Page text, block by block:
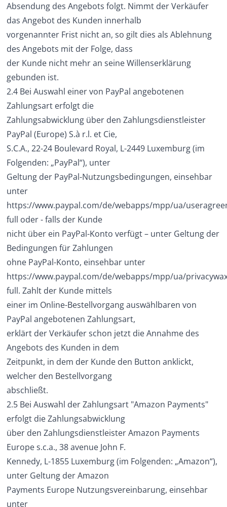
Absendung des Angebots folgt. Nimmt der Verkäufer
das Angebot des Kunden innerhalb
vorgenannter Frist nicht an, so gilt dies als Ablehnung
des Angebots mit der Folge, dass
der Kunde nicht mehr an seine Willenserklärung
gebunden ist.
2.4 Bei Auswahl einer von PayPal angebotenen
Zahlungsart erfolgt die
Zahlungsabwicklung über den Zahlungsdienstleister
PayPal (Europe) S.à r.l. et Cie,
S.C.A., 22-24 Boulevard Royal, L-2449 Luxemburg (im
Folgenden: „PayPal“), unter
Geltung der PayPal-Nutzungsbedingungen, einsehbar
unter
https://www.paypal.com/de/webapps/mpp/ua/
full oder - falls der Kunde
nicht über ein PayPal-Konto verfügt – unter Geltung der
Bedingungen für Zahlungen
ohne PayPal-Konto, einsehbar unter
https://www.paypal.com/de/webapps/mpp/ua/
full. Zahlt der Kunde mittels
einer im Online-Bestellvorgang auswählbaren von
PayPal angebotenen Zahlungsart,
erklärt der Verkäufer schon jetzt die Annahme des
Angebots des Kunden in dem
Zeitpunkt, in dem der Kunde den Button anklickt,
welcher den Bestellvorgang
abschließt.
2.5 Bei Auswahl der Zahlungsart "Amazon Payments"
erfolgt die Zahlungsabwicklung
über den Zahlungsdienstleister Amazon Payments
Europe s.c.a., 38 avenue John F.
Kennedy, L-1855 Luxemburg (im Folgenden: „Amazon“),
unter Geltung der Amazon
Payments Europe Nutzungsvereinbarung, einsehbar
unter